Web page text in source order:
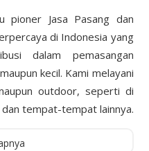
pioner Jasa Pasang dan
di Indonesia yang
dalam pemasangan
kecil. Kami melayani
outdoor, seperti di
tempat-tempat lainnya.